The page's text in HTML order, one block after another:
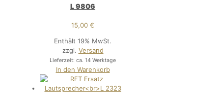
L 9806
15,00€
Enthält 19% MwSt.
zzgl. Versand
Lieferzeit: ca. 14 Werktage
In den Warenkorb